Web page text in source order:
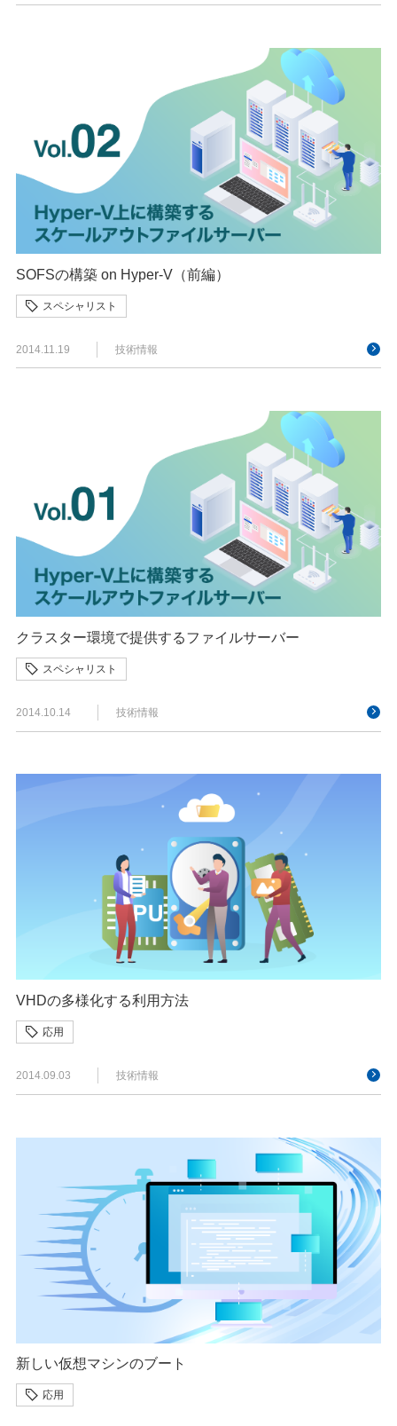
SOFSの構築 on Hyper-V（前編）
スペシャリスト
2014.11.19 技術情報
クラスター環境で提供するファイルサーバー
スペシャリスト
2014.10.14 技術情報
VHDの多様化する利用方法
応用
2014.09.03 技術情報
新しい仮想マシンのブート
応用